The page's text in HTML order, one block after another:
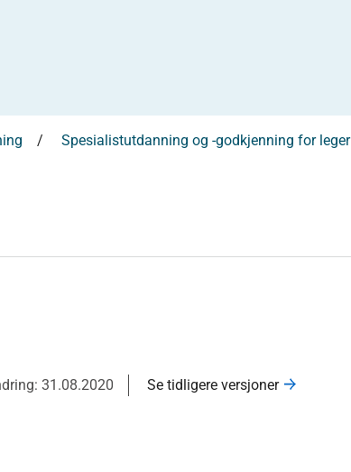
Spesialistutdanning og -godkjenning for leger
31.08.2020 Se tidligere versjoner